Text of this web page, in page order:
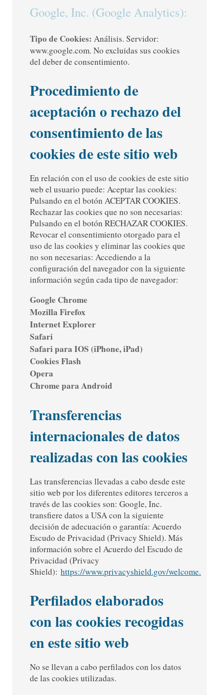
Google, Inc. (Google Analytics):
Tipo de Cookies: Análisis. Servidor:
www.google.com. No excluidas sus cookies
del deber de consentimiento.
Procedimiento de
aceptación o rechazo del
consentimiento de las
cookies de este sitio web
En relación con el uso de cookies de este sitio
web el usuario puede: Aceptar las cookies:
Pulsando en el botón ACEPTAR COOKIES.
Rechazar las cookies que no son necesarias:
Pulsando en el botón RECHAZAR COOKIES.
Revocar el consentimiento otorgado para el
uso de las cookies y eliminar las cookies que
no son necesarias: Accediendo a la
configuración del navegador con la siguiente
información según cada tipo de navegador:
Google Chrome
Mozilla Firefox
Internet Explorer
Safari
Safari para IOS (iPhone, iPad)
Cookies Flash
Opera
Chrome para Android
Transferencias
internacionales de datos
realizadas con las cookies
Las transferencias llevadas a cabo desde este
sitio web por los diferentes editores terceros a
través de las cookies son: Google, Inc.
transfiere datos a USA con la siguiente
decisión de adecuación o garantía: Acuerdo
Escudo de Privacidad (Privacy Shield). Más
información sobre el Acuerdo del Escudo de
Privacidad (Privacy
Shield):https://www.privacyshield.gov/welcome.
Perfilados elaborados
con las cookies recogidas
en este sitio web
No se llevan a cabo perfilados con los datos
de las cookies utilizadas.